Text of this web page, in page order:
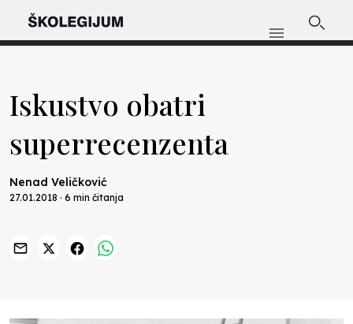
Iskustvo obatri
superrecenzenta
Nenad Veličković
27.01.2018 · 6 min čitanja